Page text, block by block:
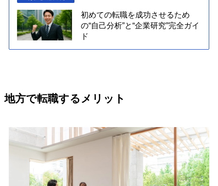
初めての転職を成功させるため
の“自己分析”と“企業研究”完全ガイ
ド
地方で転職するメリット